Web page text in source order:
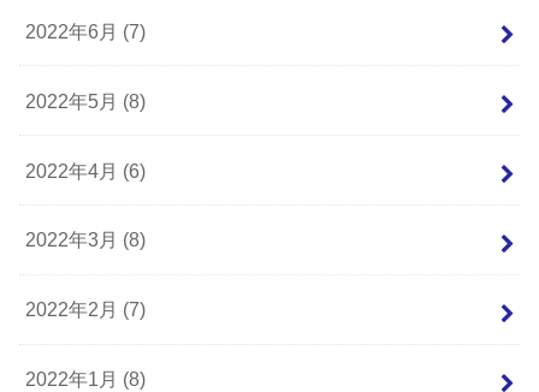
2022年6月 (7)
2022年5月 (8)
2022年4月 (6)
2022年3月 (8)
2022年2月 (7)
2022年1月 (8)